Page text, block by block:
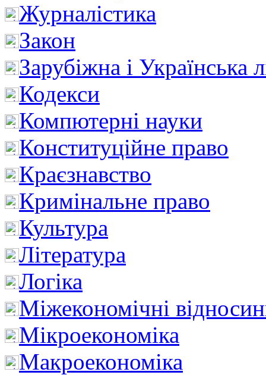
Журналістика
Закон
Зарубіжна і Українська
Кодекси
Компютерні науки
Конституційне право
Краєзнавство
Кримінальне право
Культура
Література
Логіка
Міжекономічні
Мікроекономіка
Макроекономіка